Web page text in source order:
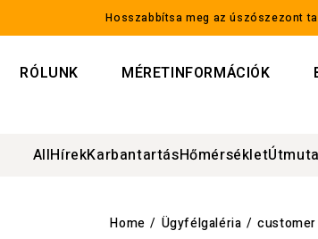
Hosszabbítsa meg az úszószezont
RÓLUNK MÉRETINFORMÁCIÓK
AllHírekKarbantartásHőmérséklet
Home / Ügyfélgaléria / customer